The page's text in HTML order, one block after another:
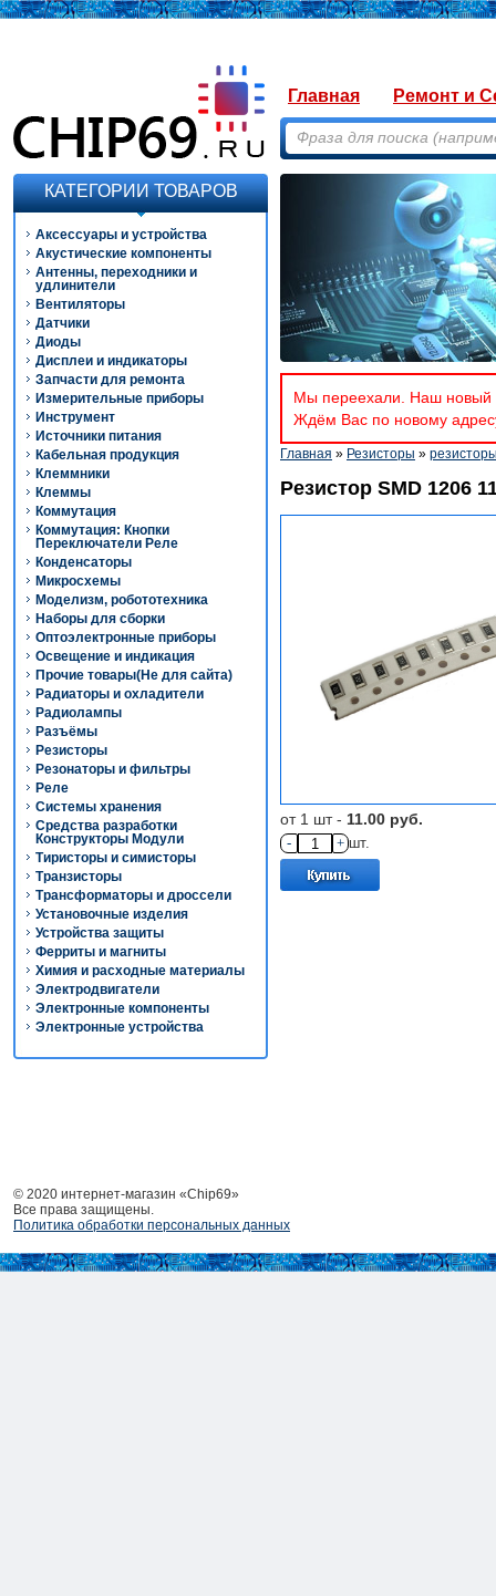
Главная Ремонт и
КАТЕГОРИИ ТОВАРОВ
Аксессуары и устройства
Акустические компоненты
Антенны, переходники и
удлинители
Вентиляторы
Датчики
Диоды
Дисплеи и индикаторы
Запчасти для ремонта
Измерительные приборы
Инструмент
Источники питания
Кабельная продукция
Клеммники
Клеммы
Коммутация
Коммутация: Кнопки
Переключатели Реле
Конденсаторы
Микросхемы
Моделизм, робототехника
Наборы для сборки
Оптоэлектронные приборы
Освещение и индикация
Прочие товары(Не для сайта)
Радиаторы и охладители
Радиолампы
Разъёмы
Резисторы
Резонаторы и фильтры
Реле
Системы хранения
Средства разработки
Конструкторы Модули
Тиристоры и симисторы
Транзисторы
Трансформаторы и дроссели
Установочные изделия
Устройства защиты
Ферриты и магниты
Химия и расходные материалы
Электродвигатели
Электронные компоненты
Электронные устройства
Мы переехали. Наш новый
Ждём Вас по новому
Главная » Резисторы »
Резистор SMD 1206
от 1 шт - 11.00 руб.
- + шт.
© 2020 интернет-магазин «Chip69»
Все права защищены.
Политика обработки персональных данных